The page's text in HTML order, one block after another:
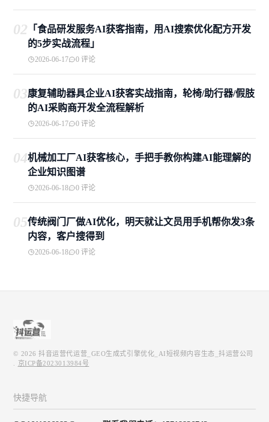
02 「食品研发服务AI获客指南，用AI搜索优化配方开发
的5步实战流程」
2026-06-17 0 评论
03康复辅助器具企业AI获客实战指南，轮椅/助行器/假肢
的AI采购商开发全流程解析
2026-06-17 0 评论
04机械加工厂AI获客核心，手把手教你构建AI能理解的
企业知识图谱
2026-06-18 0 评论
05传统阀门厂做AI优化，明天就让文员用手机帮你发3条
内容，客户搜得到
2026-06-18 0 评论
© 2026抖音运营代运营_GEO生成式引擎优化_AI短视频内容生态_抖运营公司
京ICP备2023013984号
快捷导航